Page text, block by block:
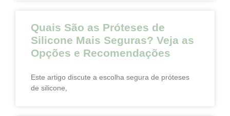
Quais São as Próteses de
Silicone Mais Seguras? Veja as
Opções e Recomendações
Este artigo discute a escolha segura de próteses
de silicone,